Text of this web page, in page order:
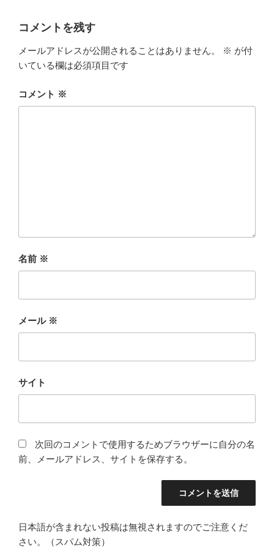
コメントを残す
メールアドレスが公開されることはありません。 ※ が付
いている欄は必須項目です
コメント ※
名前 ※
メール ※
サイト
次回のコメントで使用するためブラウザーに自分の名
前、メールアドレス、サイトを保存する。
日本語が含まれない投稿は無視されますのでご注意くだ
さい。（スパム対策）